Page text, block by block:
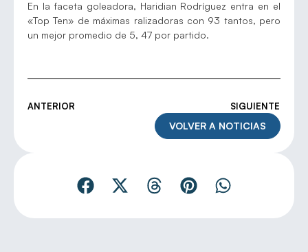
En la faceta goleadora, Haridian Rodríguez entra en el
«Top Ten» de máximas ralizadoras con 93 tantos, pero
un mejor promedio de 5, 47 por partido.
ANTERIOR SIGUIENTE
VOLVER A NOTICIAS